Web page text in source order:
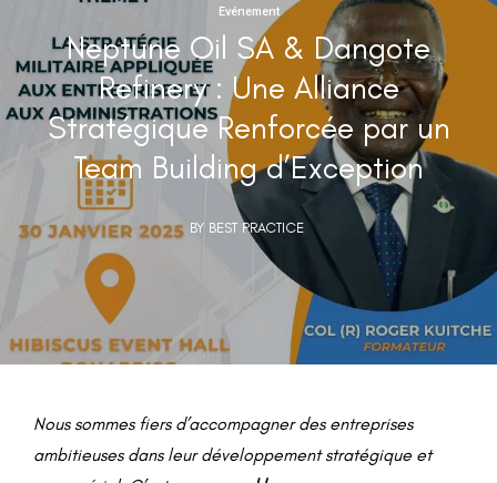
Evénement
Neptune Oil SA & Dangote
Refinery : Une Alliance
Stratégique Renforcée par un
Team Building d’Exception
BY BEST PRACTICE
Nous sommes fiers d’accompagner des entreprises
ambitieuses dans leur développement stratégique et